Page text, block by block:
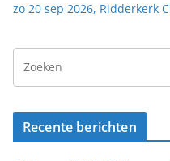
zo 20 sep 2026, Ridderkerk
Recente berichten